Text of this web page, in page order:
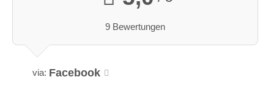
9 Bewertungen
via: Facebook